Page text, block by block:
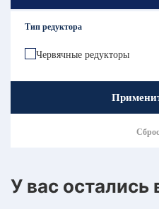
Тип редуктора
Червячные редукторы
У вас остались